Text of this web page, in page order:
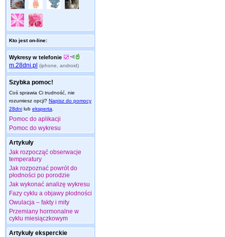
Kto jest on-line:
Wykresy w telefonie
m.28dni.pl (iphone, android)
Szybka pomoc!
Coś sprawia Ci trudność, nie
rozumiesz opcji? Napisz do pomocy
28dni lub eksperta
Pomoc do aplikacji
Pomoc do wykresu
Artykuły
Jak rozpocząć obserwacje
temperatury
Jak rozpoznać powrót do
płodności po porodzie
Jak wykonać analizę wykresu
Fazy cyklu a objawy płodności
Owulacja – fakty i mity
Przemiany hormonalne w
cyklu miesiączkowym
Artykuły eksperckie